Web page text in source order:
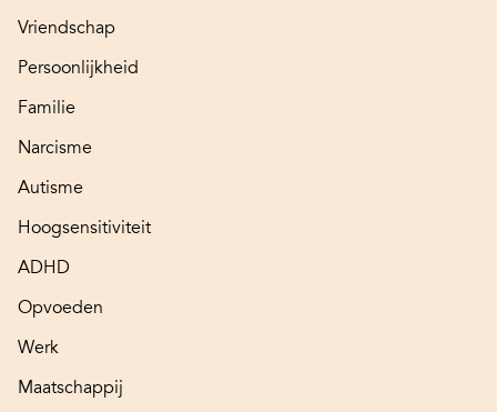
Vriendschap
Persoonlijkheid
Familie
Narcisme
Autisme
Hoogsensitiviteit
ADHD
Opvoeden
Werk
Maatschappij